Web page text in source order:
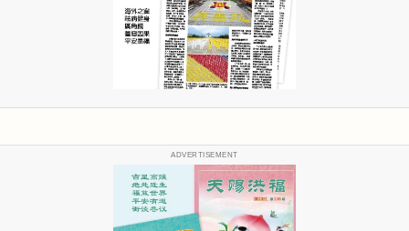
ADVERTISEMENT